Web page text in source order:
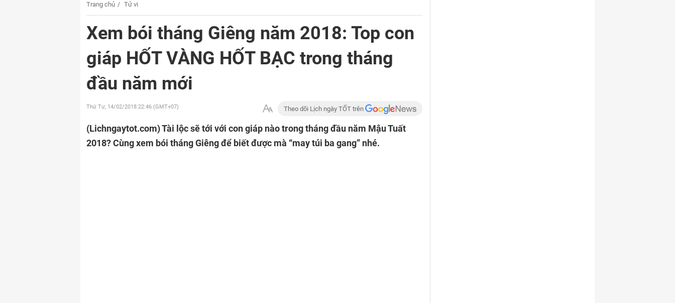
Trang chủ Tử vi
Xem bói tháng Giêng năm 2018: Top con
giáp HỐT VÀNG HỐT BẠC trong tháng
đầu năm mới
Thứ Tư, 14/02/2018 22:46 (GMT+07) Theo dõi Lịch ngày TỐT trên
(Lichngaytot.com)Tài lộc sẽ tới với con giáp nào trong tháng đầu năm Mậu Tuất
2018? Cùng xem bói tháng Giêng để biết được mà “may túi ba gang” nhé.